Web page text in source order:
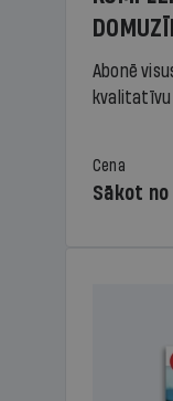
Abonē
Cena
Sākot no